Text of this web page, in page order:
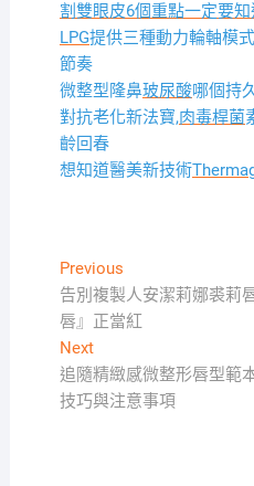
割雙眼皮6個重點一定要
LPG提供三種動力輪軸模
節奏
微整型隆鼻玻尿酸哪個持
對抗老化新法寶,肉毒桿菌
齡回春
想知道醫美新技術
文
章
導
覽
PreviousPrevious
post:
告別複製人安潔莉娜裘莉
唇』正當紅
NextNext
post:
追隨精緻感微整形唇型範
技巧與注意事項